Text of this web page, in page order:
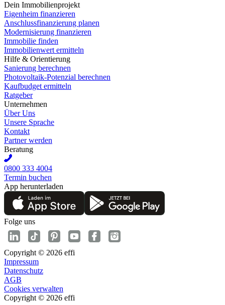
Dein Immobilienprojekt
Eigenheim finanzieren
Anschlussfinanzierung planen
Modernisierung finanzieren
Immobilie finden
Immobilienwert ermitteln
Hilfe & Orientierung
Sanierung berechnen
Photovoltaik-Potenzial berechnen
Kaufbudget ermitteln
Ratgeber
Unternehmen
Über Uns
Unsere Sprache
Kontakt
Partner werden
Beratung
0800 333 4004
Termin buchen
App herunterladen
Folge uns
Copyright © 2026 effi
Impressum
Datenschutz
AGB
Cookies verwalten
Copyright © 2026 effi